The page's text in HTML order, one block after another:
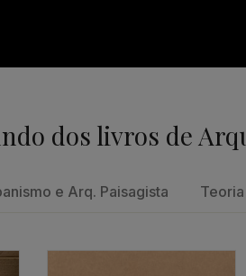
dos livros de
e Arq. Paisagista